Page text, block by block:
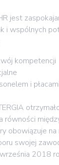
jest
i wspólnych
kompetencji
i
równości
obowiązuje
swojej
2018